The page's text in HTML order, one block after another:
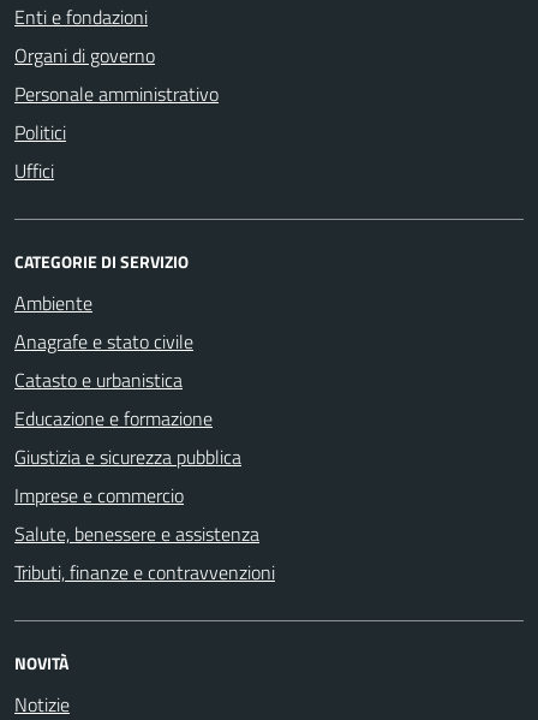
Enti e fondazioni
Organi di governo
Personale amministrativo
Politici
Uffici
CATEGORIE DI SERVIZIO
Ambiente
Anagrafe e stato civile
Catasto e urbanistica
Educazione e formazione
Giustizia e sicurezza pubblica
Imprese e commercio
Salute, benessere e assistenza
Tributi, finanze e contravvenzioni
NOVITÀ
Notizie